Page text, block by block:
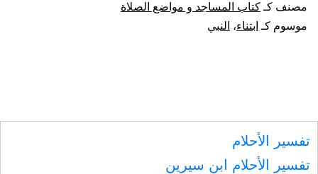
مصنف كـكتاب المساجد و مواضع الصلاة
موسوم كـ ابتناء، النبي
تفسير الأحلام
تفسير الأحلام ابن سيرين